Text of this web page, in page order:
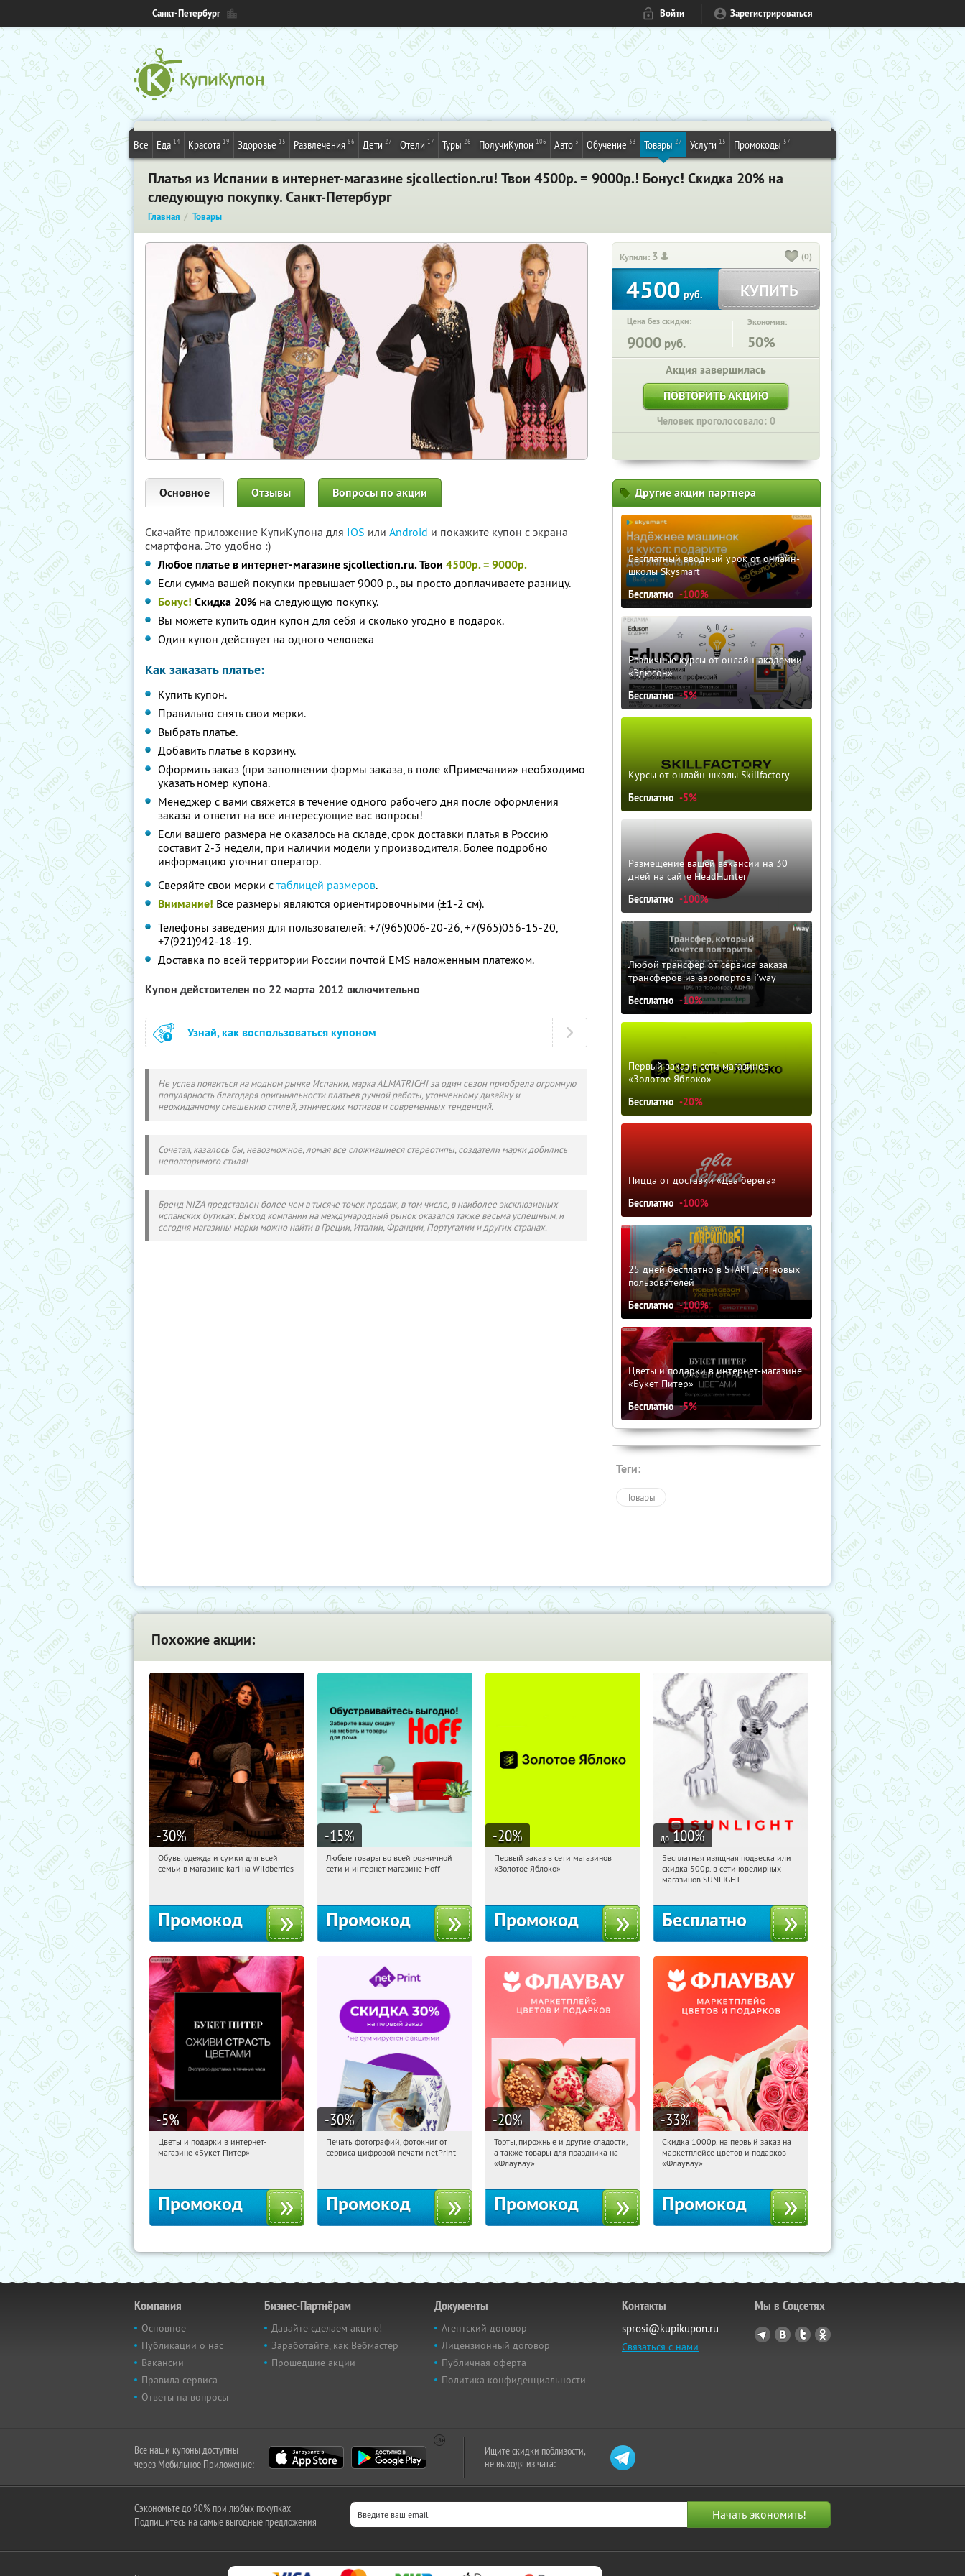
Санкт-Петербург Войти Зарегистрироваться
Все Еда 14 Красота 19 Здоровье 15 Развлечения 86 Дети 27 Отели 17 Туры 26 ПолучиКупон 106 Авто 3 Обучение 33 Товары 27 Услуги 15 Промокоды 57
Платья из Испании в интернет-магазине sjcollection.ru! Твои 4500р. = 9000р.! Бонус! Cкидка 20% на
следующую покупку. Санкт-Петербург
Главная Товары
Купили: 3 (0)
4500руб. КУПИТЬ
Цена без скидки:
9000 руб.
Экономия:
50%
Акция завершилась
ПОВТОРИТЬ АКЦИЮ
Человек проголосовало: 0
Основное Отзывы Вопросы по акции
Скачайте приложение КупиКупона для IOS или Android и покажите купон с экрана
смартфона. Это удобно :)
Любое платье в интернет-магазине sjcollection.ru. Твои 4500р. = 9000р.
Если сумма вашей покупки превышает 9000 р., вы просто доплачиваете разницу.
Бонус! Cкидка 20% на следующую покупку.
Вы можете купить один купон для себя и сколько угодно в подарок.
Один купон действует на одного человека
Как заказать платье:
Купить купон.
Правильно снять свои мерки.
Выбрать платье.
Добавить платье в корзину.
Оформить заказ (при заполнении формы заказа, в поле «Примечания» необходимо
указать номер купона.
Менеджер с вами свяжется в течение одного рабочего дня после оформления
заказа и ответит на все интересующие вас вопросы!
Если вашего размера не оказалось на складе, срок доставки платья в Россию
составит 2-3 недели, при наличии модели у производителя. Более подробно
информацию уточнит оператор.
Сверяйте свои мерки с таблицей размеров.
Внимание! Все размеры являются ориентировочными (±1-2 см).
Телефоны заведения для пользователей: +7(965)006-20-26, +7(965)056-15-20,
+7(921)942-18-19.
Доставка по всей территории России почтой EMS наложенным платежом.
Купон действителен по 22 марта 2012 включительно
Узнай, как воспользоваться купоном
Не успев появиться на модном рынке Испании, марка ALMATRICHI за один сезон приобрела огромную
популярность благодаря оригинальности платьев ручной работы, утонченному дизайну и
неожиданному смешению стилей, этнических мотивов и современных тенденций.
Сочетая, казалось бы, невозможное, ломая все сложившиеся стереотипы, создатели марки добились
неповторимого стиля!
Бренд NIZA представлен более чем в тысяче точек продаж, в том числе, в наиболее эксклюзивных
испанских бутиках. Выход компании на международный рынок оказался также весьма успешным, и
сегодня магазины марки можно найти в Греции, Италии, Франции, Португалии и других странах.
Другие акции партнера
Бесплатный вводный урок от онлайн-
школы Skysmart
Бесплатно -100%
Различные курсы от онлайн-академии
«Эдюсон»
Бесплатно -5%
Курсы от онлайн-школы Skillfactory
Бесплатно -5%
Размещение вашей вакансии на 30
дней на сайте HeadHunter
Бесплатно -100%
Любой трансфер от сервиса заказа
трансферов из аэропортов i'way
Бесплатно -10%
Первый заказ в сети магазинов
«Золотое Яблоко»
Бесплатно -20%
Пицца от доставки «Два берега»
Бесплатно -100%
25 дней бесплатно в START для новых
пользователей
Бесплатно -100%
Цветы и подарки в интернет-магазине
«Букет Питер»
Бесплатно -5%
Теги:
Товары
Похожие акции:
-30%
16:22:10
Получи первым!
Обувь, одежда и сумки для всей
семьи в магазине kari на Wildberries
Промокод
-15%
16:22:10 Получили:
Любые товары во всей розничной
сети и интернет-магазине Hoff
Промокод
-20%
16:22:10
Получи первым!
Первый заказ в сети магазинов
«Золотое Яблоко»
Промокод
до 100%
16:22:10 Получили:
Россия
Бесплатная изящная подвеска или
скидка 500р. в сети ювелирных
магазинов SUNLIGHT
Бесплатно
-5%
16:22:10
Получи первым!
Цветы и подарки в интернет-
магазине «Букет Питер»
Промокод
-30%
16:22:10 Получили:
Печать фотографий, фотокниг от
сервиса цифровой печати netPrint
Промокод
-20%
16:22:10 Получили:
Россия
Торты, пирожные и другие сладости,
а также товары для праздника на
«Флаувау»
Промокод
-33%
16:22:10 Получили:
Россия
Скидка 1000р. на первый заказ на
маркетплейсе цветов и подарков
«Флаувау»
Промокод
Компания
Основное
Публикации о нас
Вакансии
Правила сервиса
Ответы на вопросы
Бизнес-Партнёрам
Давайте сделаем акцию!
Заработайте, как Вебмастер
Прошедшие акции
Документы
Агентский договор
Лицензионный договор
Публичная оферта
Политика конфиденциальности
Контакты
sprosi@kupikupon.ru
Связаться с нами
Мы в Соцсетях
Все наши купоны доступны
через Мобильное Приложение:
Ищите скидки поблизости,
не выходя из чата:
Сэкономьте до 90% при любых покупках
Подпишитесь на самые выгодные предложения